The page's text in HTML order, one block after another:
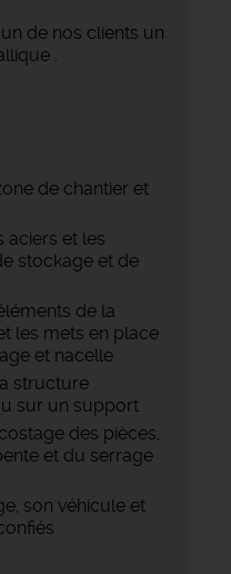
de nos clients un
.
de chantier et
aciers et les
stockage et de
de la
les mets en place
et nacelle
structure
sur un support
des pièces,
et du serrage
son véhicule et